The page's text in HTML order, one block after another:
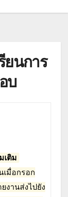
ยนการ
บ
เติม
เมื่อกรอก
งานส่งไปยัง